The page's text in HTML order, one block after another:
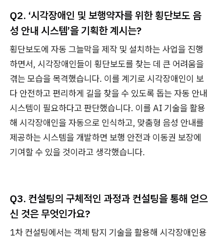
Q2. ‘시각장애인 및 보행약자를 위한 횡단보도 음
성 안내 시스템’을 기획한 계시는?
횡단보도에 자동 그늘막을 제작 및 설치하는 사업을 진행
하면서, 시각장애인들이 횡단보도를 찾는 데 큰 어려움을
겪는 모습을 목격했습니다. 이를 계기로 시각장애인이 보
다 안전하고 편리하게 길을 찾을 수 있도록 돕는 자동 안내
시스템이 필요하다고 판단했습니다. 이를 AI 기술을 활용
해 시각장애인을 자동으로 인식하고, 맞춤형 음성 안내를
제공하는 시스템을 개발하면 보행 안전과 이동권 보장에
기여할 수 있을 것이라고 생각했습니다.
Q3. 컨설팅의 구체적인 과정과 컨설팅을 통해 얻으
신 것은 무엇인가요?
1차 컨설팅에서는 객체 탐지 기술을 활용해 시각장애인용